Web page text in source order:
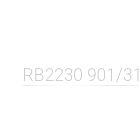
RB2230 901/31